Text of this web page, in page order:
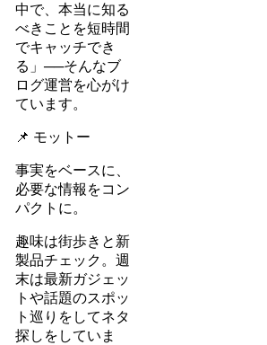
中で、本当に知る
べきことを短時間
でキャッチでき
る」──そんなブ
ログ運営を心がけ
ています。
📌 モットー
事実をベースに、
必要な情報をコン
パクトに。
趣味は街歩きと新
製品チェック。週
末は最新ガジェッ
トや話題のスポッ
ト巡りをしてネタ
探しをしていま